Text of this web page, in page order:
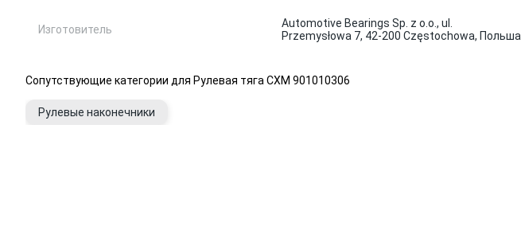
Изготовитель
Automotive Bearings Sp. z o.o., ul.
Przemysłowa 7, 42-200 Częstochowa, Польша
Сопутствующие категории для Рулевая тяга CXM 901010306
Рулевые наконечники